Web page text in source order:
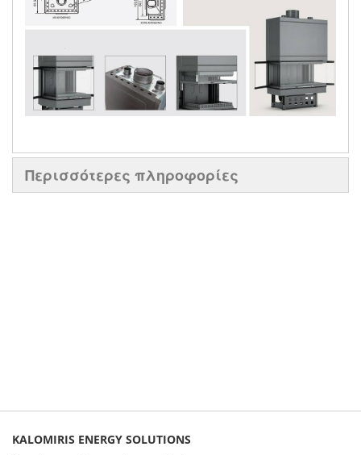
Περισσότερες πληροφορίες
KALOMIRIS ENERGY SOLUTIONS